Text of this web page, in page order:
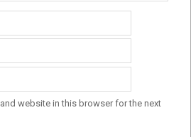
website in this browser for the next